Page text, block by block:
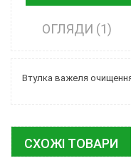
ОГЛЯДИ (1)
Втулка важеля
СХОЖІ ТОВАРИ